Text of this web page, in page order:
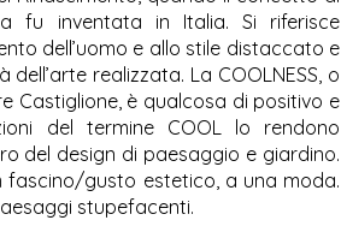
fu inventata in Italia. Si riferisce
dell’uomo e allo stile distaccato e
realizzata. La COOLNESS, o
Castiglione, è qualcosa di positivo e
del termine COOL lo rendono
del design di paesaggio e giardino.
fascino/gusto estetico, a una moda.
stupefacenti.